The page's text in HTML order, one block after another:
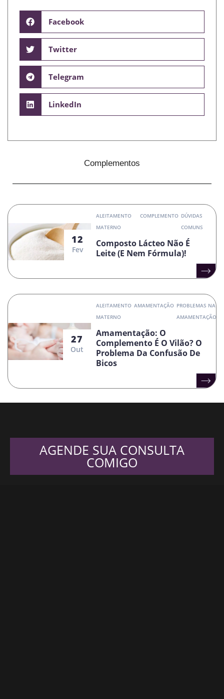
Facebook
Twitter
Telegram
LinkedIn
Complementos
12
Fev
ALEITAMENTO
MATERNO
COMPLEMENTO DÚVIDAS
COMUNS
Composto Lácteo Não É
Leite (e Nem Fórmula)!
27
Out
ALEITAMENTO
MATERNO
AMAMENTAÇÃO PROBLEMAS NA
AMAMENTAÇÃO
Amamentação: O
Complemento É O Vilão? O
Problema Da Confusão De
Bicos
AGENDE SUA CONSULTA
COMIGO